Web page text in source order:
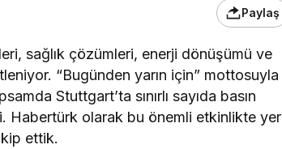
Paylaş
sağlık çözümleri, enerji dönüşümü ve
“Bugünden yarın için” mottosuyla
Stuttgart’ta sınırlı sayıda basın
Habertürk olarak bu önemli etkinlikte yer
ettik.